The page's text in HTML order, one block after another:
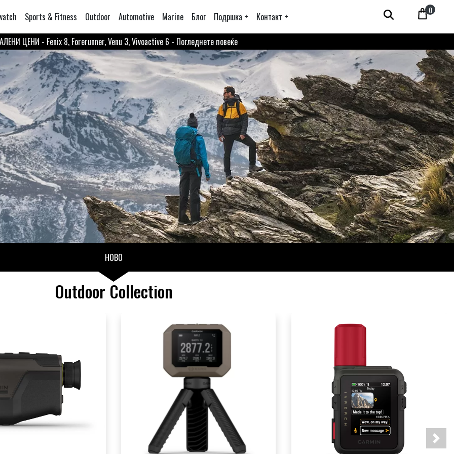
Sports & Fitness Outdoor Automotive Marine Блог Подршка + Контакт +
0
ЦЕНИ - Fenix 8, Forerunner, Venu 3, Vivoactive 6 - Погледнете повеќе
НОВО
Outdoor Collection